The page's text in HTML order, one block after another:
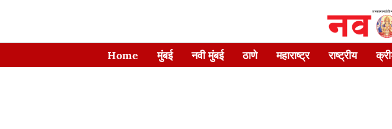
Home मुंबई नवी मुंबई ठाणे महाराष्ट्र राष्ट्रीय